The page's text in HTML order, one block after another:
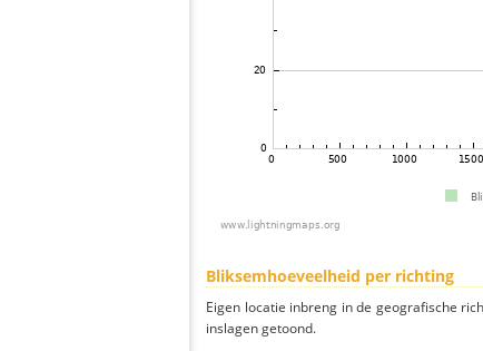
Bliksemhoeveelheid per richting
Eigen locatie inbreng in de geografische
inslagen getoond.